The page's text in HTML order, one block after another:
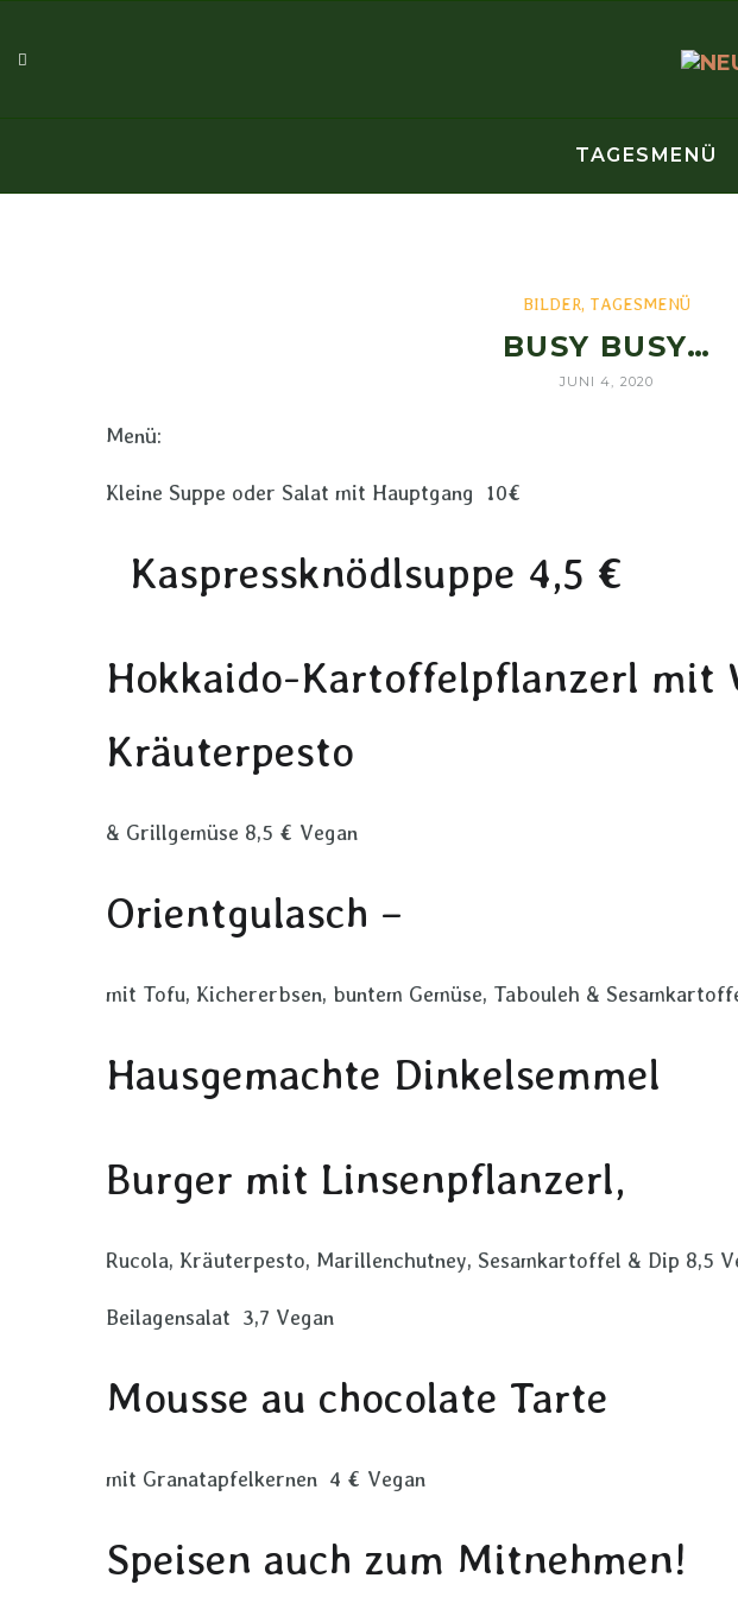
TAGESMENÜ
BILDER, TAGESMENÜ
BUSY BUSY…
JUNI 4, 2020
Menü:
Kleine Suppe oder Salat mit Hauptgang 10€
Kaspressknödlsuppe 4,5 €
Hokkaido-Kartoffelpflanzerl mit
Kräuterpesto
& Grillgemüse 8,5 € Vegan
Orientgulasch –
mit Tofu, Kichererbsen, buntem Gemüse, Tabouleh &
Hausgemachte Dinkelsemmel
Burger mit Linsenpflanzerl,
Rucola, Kräuterpesto, Marillenchutney, Sesamkartoffel & Dip 8,5
Beilagensalat 3,7 Vegan
Mousse au chocolate Tarte
mit Granatapfelkernen 4 € Vegan
Speisen auch zum Mitnehmen!